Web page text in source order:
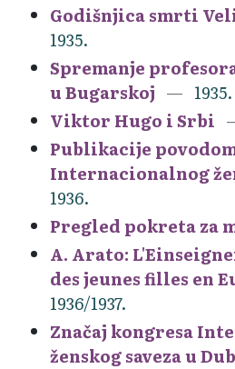
Godišnjica smrti
1935.
Spremanje
u Bugarskoj
1935.
Viktor Hugo i Srbi
Publikacije
Internacionalnog
1936.
Pregled pokreta za
A. Arato:
des jeunes filles en
1936/1937.
Značaj kongresa
ženskog saveza u